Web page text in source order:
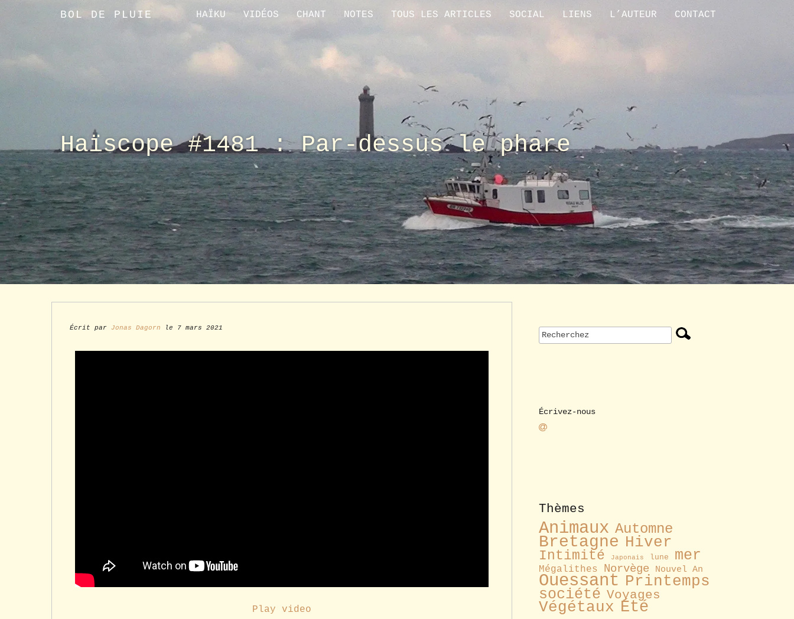
BOL DE PLUIE HAÏKU VIDÉOS CHANT NOTES TOUS LES ARTICLES SOCIAL LIENS L’AUTEUR CONTACT
Haïscope #1481 : Par-dessus le phare
Écrit par Jonas Dagorn le 7 mars 2021
Play video
Écrivez-nous
Thèmes
Animaux Automne
Bretagne Hiver
Intimité Japonais lune mer
Mégalithes Norvège Nouvel An
Ouessant Printemps
société Voyages
Végétaux Été